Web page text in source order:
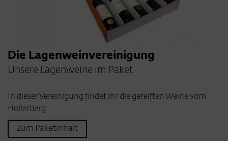
Die Lagenweinvereinigung
Unsere Lagenweine im Paket
In dieser Vereinigung findet ihr die gereiften Weine vom
Hollerberg.
Zum Paketinhalt